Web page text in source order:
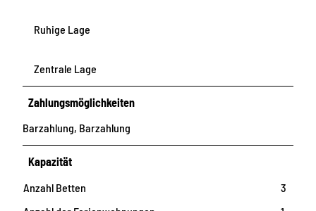
Ruhige Lage
Zentrale Lage
Zahlungsmöglichkeiten
Barzahlung, Barzahlung
Kapazität
Anzahl Betten
3